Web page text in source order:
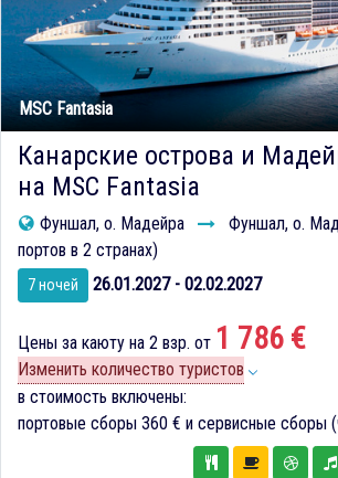
MSC Fantasia
Канарские острова и
на MSC Fantasia
Фуншал, о. Мадейра
Фуншал, о.
портов в 2 странах)
7 ночей 26.01.2027 - 02.02.2027
Цены за каюту на 2 взр. от 1 786 €
Изменить количество туристов
в стоимость включены:
портовые сборы 360 € и сервисные сборы